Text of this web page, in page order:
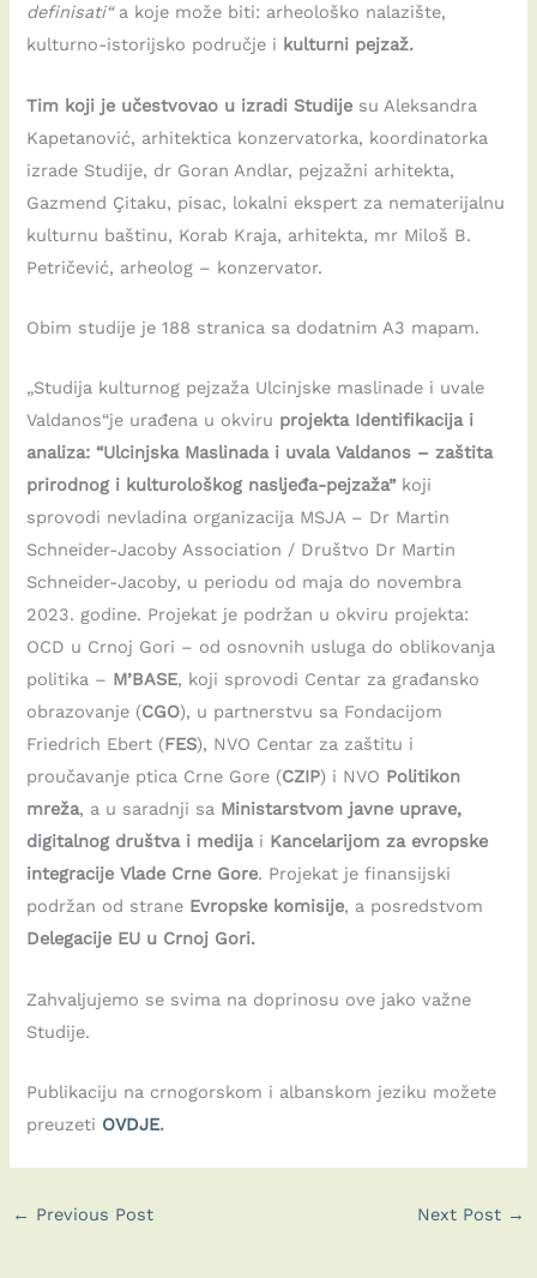
definisati“a koje može biti: arheološko nalazište,
kulturno-istorijsko područje i kulturni pejzaž.
Tim koji je učestvovao u izradi Studije su Aleksandra
Kapetanović, arhitektica konzervatorka, koordinatorka
izrade Studije, dr Goran Andlar, pejzažni arhitekta,
Gazmend Çitaku, pisac, lokalni ekspert za nematerijalnu
kulturnu baštinu, Korab Kraja, arhitekta, mr Miloš B.
Petričević, arheolog – konzervator.
Obim studije je 188 stranica sa dodatnim A3 mapam.
„Studija kulturnog pejzaža Ulcinjske maslinade i uvale
Valdanos“je urađena u okviru projekta Identifikacija i
analiza: “Ulcinjska Maslinada i uvala Valdanos – zaštita
prirodnog i kulturološkog nasljeđa-pejzaža”koji
sprovodi nevladina organizacija MSJA – Dr Martin
Schneider-Jacoby Association / Društvo Dr Martin
Schneider-Jacoby, u periodu od maja do novembra
2023. godine. Projekat je podržan u okviru projekta:
OCD u Crnoj Gori – od osnovnih usluga do oblikovanja
politika – M’BASE, koji sprovodi Centar za građansko
obrazovanje (CGO), u partnerstvu sa Fondacijom
Friedrich Ebert (FES), NVO Centar za zaštitu i
proučavanje ptica Crne Gore (CZIP) i NVO Politikon
mreža, a u saradnji sa Ministarstvom javne uprave,
digitalnog društva i medijai Kancelarijom za evropske
integracije Vlade Crne Gore. Projekat je finansijski
podržan od strane Evropske komisije, a posredstvom
Delegacije EU u Crnoj Gori.
Zahvaljujemo se svima na doprinosu ove jako važne
Studije.
Publikaciju na crnogorskom i albanskom jeziku možete
preuzeti OVDJE.
← Previous Post Next Post →